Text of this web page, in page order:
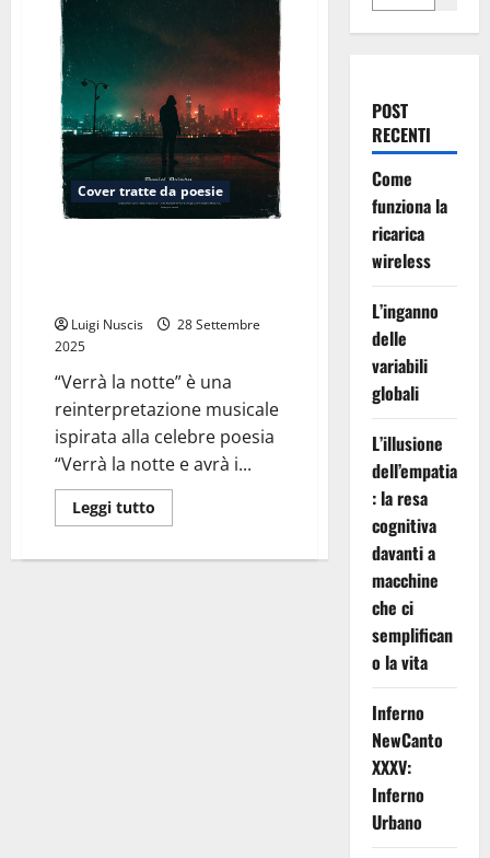
Cover tratte da poesie
Luigi Nuscis
28 Settembre
2025
“Verrà la notte” è una
reinterpretazione musicale
ispirata alla celebre poesia
“Verrà la notte e avrà i...
Leggi tutto
di
Verrà
POST
RECENTI
Come
funziona la
ricarica
wireless
L’inganno
delle
variabili
globali
L’illusione
dell’empatia
: la resa
cognitiva
davanti a
macchine
che ci
semplifican
o la vita
Inferno
NewCanto
XXXV:
Inferno
Urbano